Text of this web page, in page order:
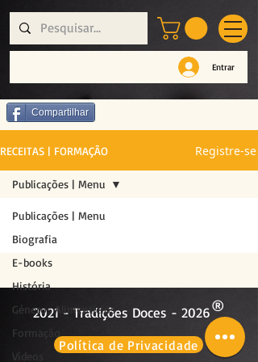
Entrar
Compartilhar
RECEITAS | FORMAÇÃO Registre-se
Publicações | Menu
Biografia
E-books
História
Géneros Alimentícios
Formação
Vídeos
Publicações | Menu
2021 - Tradições Doces - 2026®
Política de Privacidade